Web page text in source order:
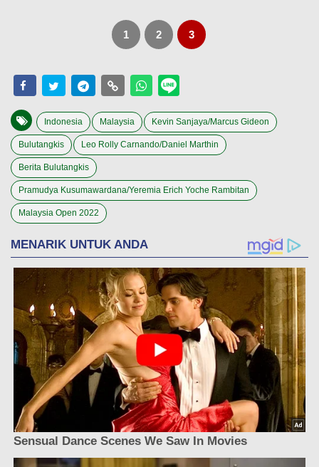
1 2 3
Indonesia Malaysia Kevin Sanjaya/Marcus Gideon
Bulutangkis Leo Rolly Carnando/Daniel Marthin
Berita Bulutangkis
Pramudya Kusumawardana/Yeremia Erich Yoche Rambitan
Malaysia Open 2022